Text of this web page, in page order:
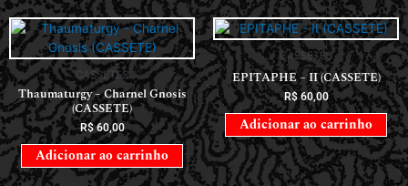
CASSETES
Thaumaturgy – Charnel Gnosis
(CASSETE)
R$60,00
Adicionar ao carrinho
CASSETES
EPITAPHE – II (CASSETE)
R$60,00
Adicionar ao carrinho